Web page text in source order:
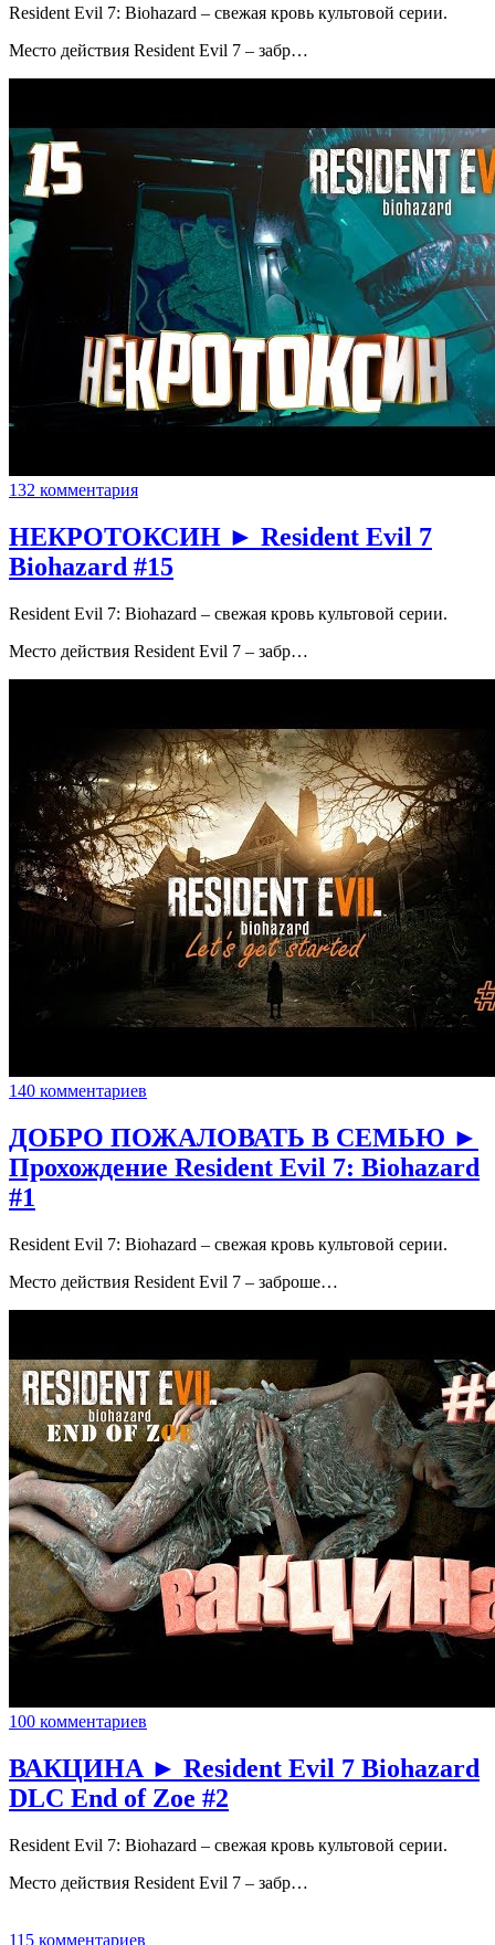
Resident Evil 7: Biohazard – свежая кровь культовой серии.
Место действия Resident Evil 7 – забр…
132 комментария
НЕКРОТОКСИН ► Resident Evil 7
Biohazard #15
Resident Evil 7: Biohazard – свежая кровь культовой серии.
Место действия Resident Evil 7 – забр…
140 комментариев
ДОБРО ПОЖАЛОВАТЬ В СЕМЬЮ ►
Прохождение Resident Evil 7: Biohazard
#1
Resident Evil 7: Biohazard – свежая кровь культовой серии.
Место действия Resident Evil 7 – заброше…
100 комментариев
ВАКЦИНА ► Resident Evil 7 Biohazard
DLC End of Zoe #2
Resident Evil 7: Biohazard – свежая кровь культовой серии.
Место действия Resident Evil 7 – забр…
115 комментариев